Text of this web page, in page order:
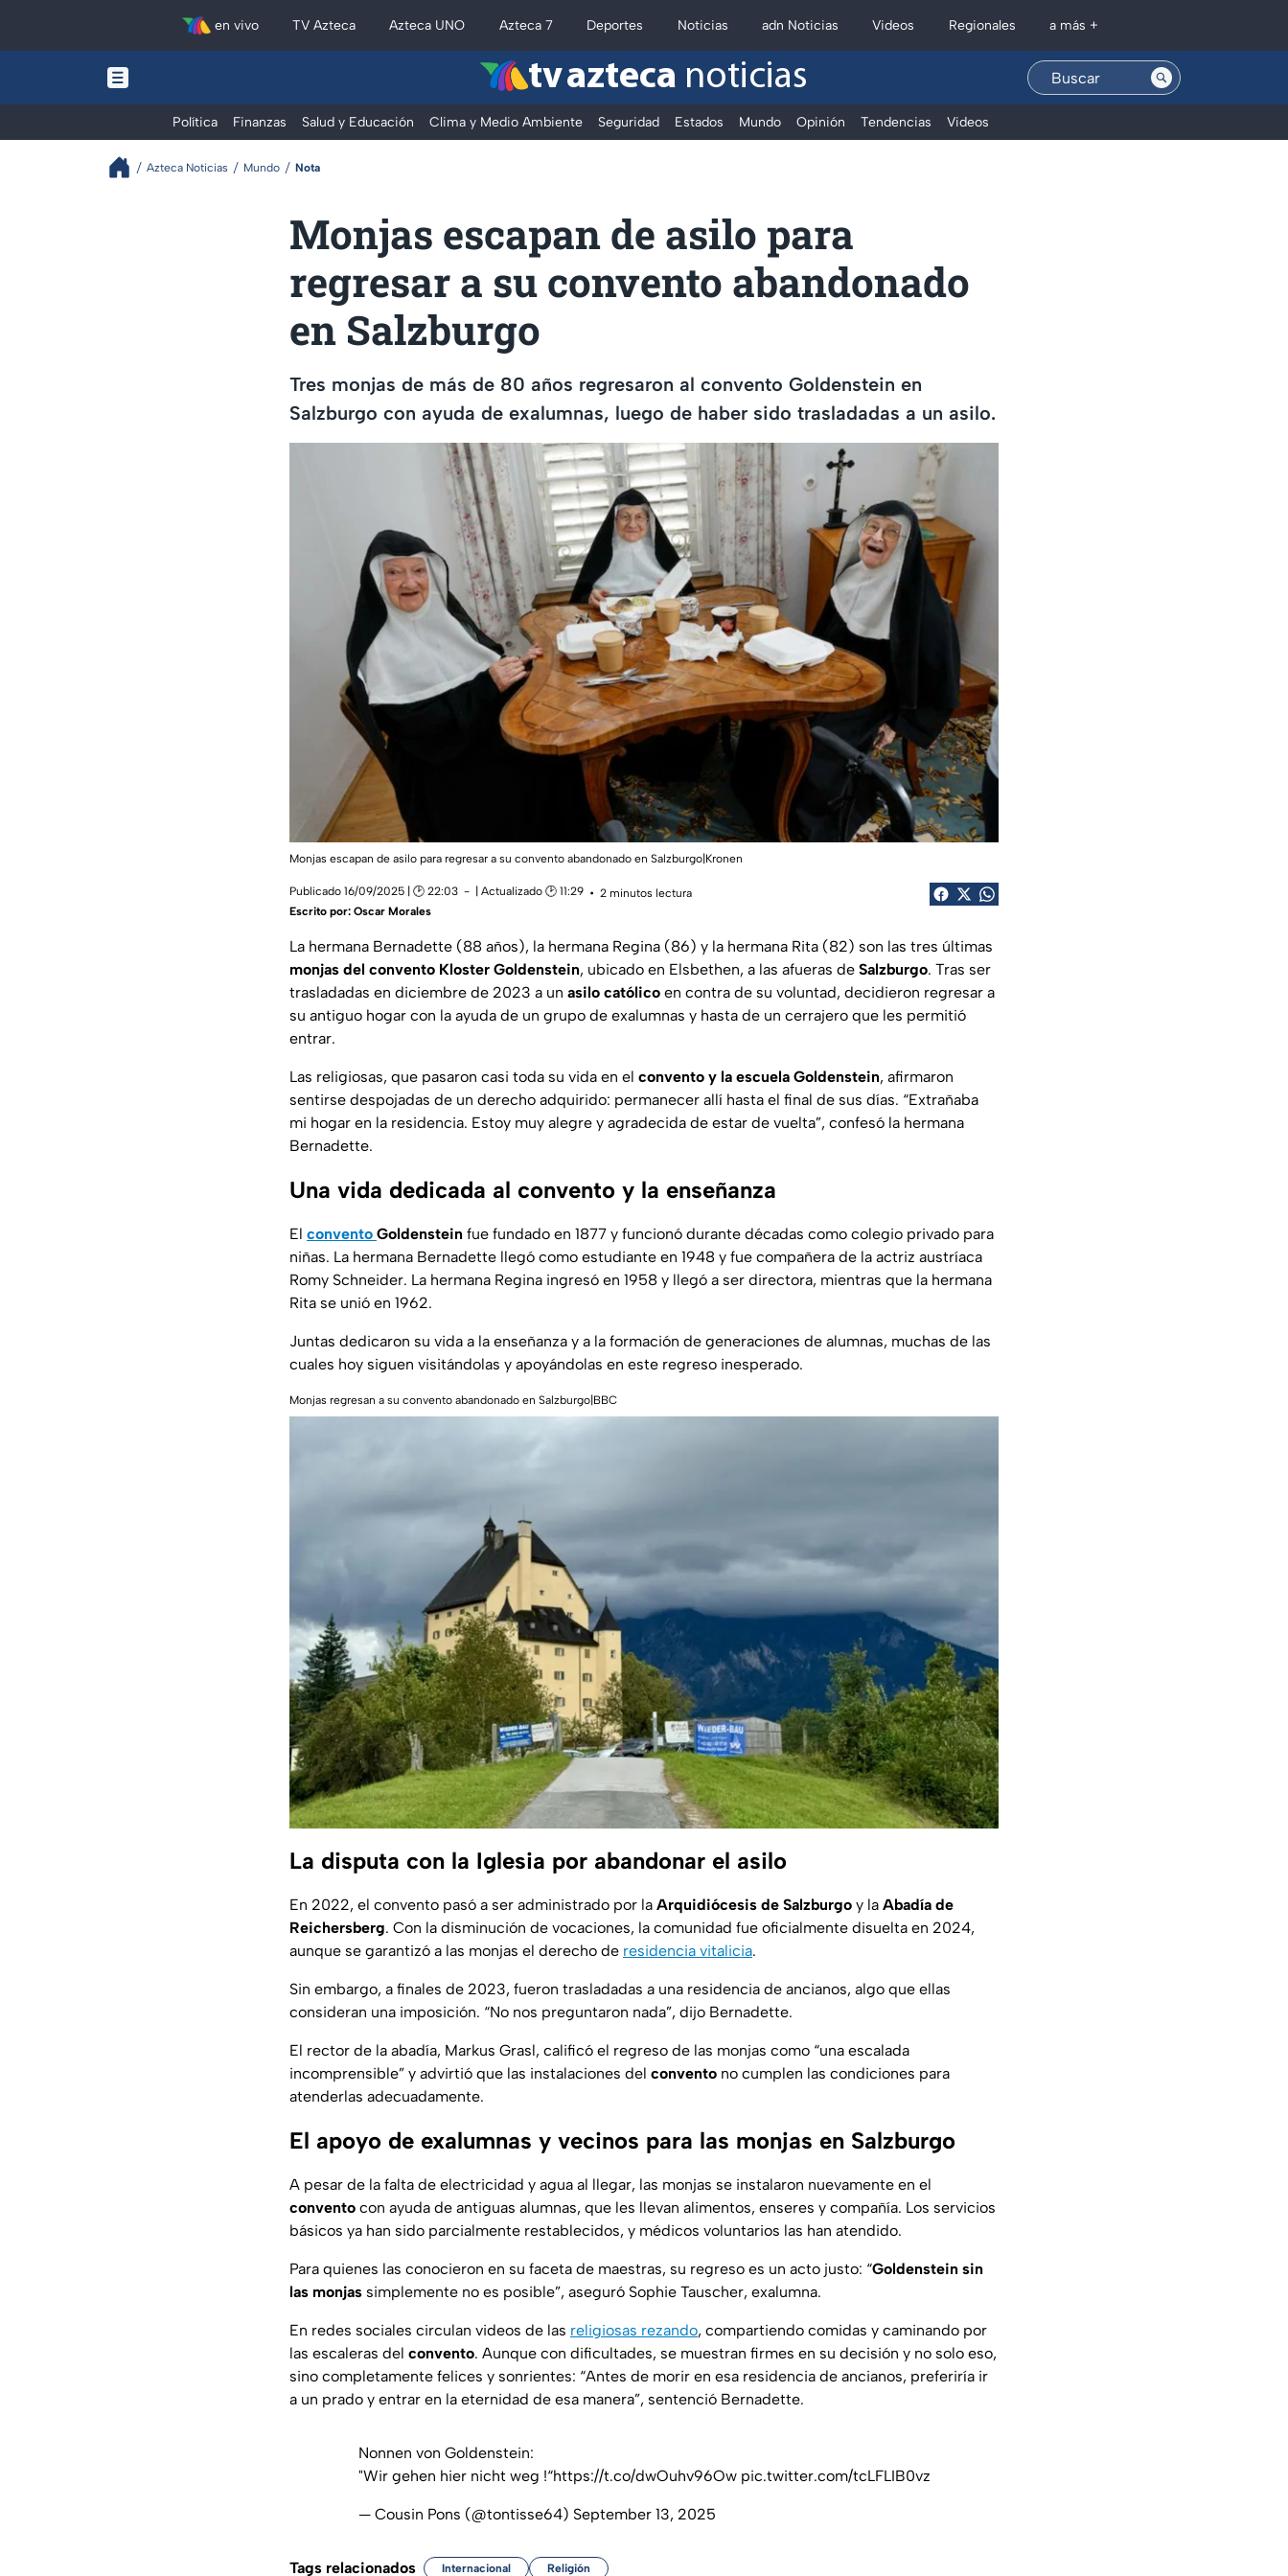
en vivo TV Azteca Azteca UNO Azteca 7 Deportes Noticias adn Noticias Videos Regionales a más +
tv azteca noticias
Política Finanzas Salud y Educación Clima y Medio Ambiente Seguridad Estados Mundo Opinión Tendencias Videos
Azteca Noticias Mundo Nota
Monjas escapan de asilo para
regresar a su convento abandonado
en Salzburgo
Tres monjas de más de 80 años regresaron al convento Goldenstein en
Salzburgo con ayuda de exalumnas, luego de haber sido trasladadas a un asilo.
Monjas escapan de asilo para regresar a su convento abandonado en Salzburgo|Kronen
Publicado 16/09/2025 | 🕑 22:03 | Actualizado 🕑 11:29
2 minutos lectura
Escrito por: Oscar Morales
La hermana Bernadette (88 años), la hermana Regina (86) y la hermana Rita (82) son las tres últimas
monjas del convento Kloster Goldenstein, ubicado en Elsbethen, a las afueras de Salzburgo. Tras ser
trasladadas en diciembre de 2023 a un asilo católico en contra de su voluntad, decidieron regresar a
su antiguo hogar con la ayuda de un grupo de exalumnas y hasta de un cerrajero que les permitió
entrar.
Las religiosas, que pasaron casi toda su vida en el convento y la escuela Goldenstein, afirmaron
sentirse despojadas de un derecho adquirido: permanecer allí hasta el final de sus días. “Extrañaba
mi hogar en la residencia. Estoy muy alegre y agradecida de estar de vuelta”, confesó la hermana
Bernadette.
Una vida dedicada al convento y la enseñanza
El convento Goldenstein fue fundado en 1877 y funcionó durante décadas como colegio privado para
niñas. La hermana Bernadette llegó como estudiante en 1948 y fue compañera de la actriz austríaca
Romy Schneider. La hermana Regina ingresó en 1958 y llegó a ser directora, mientras que la hermana
Rita se unió en 1962.
Juntas dedicaron su vida a la enseñanza y a la formación de generaciones de alumnas, muchas de las
cuales hoy siguen visitándolas y apoyándolas en este regreso inesperado.
Monjas regresan a su convento abandonado en Salzburgo|BBC
La disputa con la Iglesia por abandonar el asilo
En 2022, el convento pasó a ser administrado por la Arquidiócesis de Salzburgo y la Abadía de
Reichersberg. Con la disminución de vocaciones, la comunidad fue oficialmente disuelta en 2024,
aunque se garantizó a las monjas el derecho de residencia vitalicia.
Sin embargo, a finales de 2023, fueron trasladadas a una residencia de ancianos, algo que ellas
consideran una imposición. “No nos preguntaron nada”, dijo Bernadette.
El rector de la abadía, Markus Grasl, calificó el regreso de las monjas como “una escalada
incomprensible” y advirtió que las instalaciones del convento no cumplen las condiciones para
atenderlas adecuadamente.
El apoyo de exalumnas y vecinos para las monjas en Salzburgo
A pesar de la falta de electricidad y agua al llegar, las monjas se instalaron nuevamente en el
convento con ayuda de antiguas alumnas, que les llevan alimentos, enseres y compañía. Los servicios
básicos ya han sido parcialmente restablecidos, y médicos voluntarios las han atendido.
Para quienes las conocieron en su faceta de maestras, su regreso es un acto justo: “Goldenstein sin
las monjas simplemente no es posible”, aseguró Sophie Tauscher, exalumna.
En redes sociales circulan videos de las religiosas rezando, compartiendo comidas y caminando por
las escaleras del convento. Aunque con dificultades, se muestran firmes en su decisión y no solo eso,
sino completamente felices y sonrientes: “Antes de morir en esa residencia de ancianos, preferiría ir
a un prado y entrar en la eternidad de esa manera”, sentenció Bernadette.
Nonnen von Goldenstein:
"Wir gehen hier nicht weg !“https://t.co/dwOuhv96Ow pic.twitter.com/tcLFLIB0vz
— Cousin Pons (@tontisse64) September 13, 2025
Tags relacionados Internacional Religión